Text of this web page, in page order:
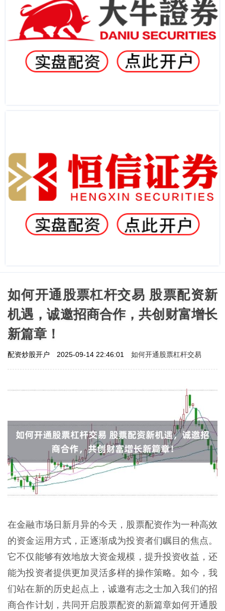
如何开通股票杠杆交易 股票配资新
机遇，诚邀招商合作，共创财富增长
新篇章！
配资炒股开户 2025-09-14 22:46:01 如何开通股票杠杆交易
在金融市场日新月异的今天，股票配资作为一种高效
的资金运用方式，正逐渐成为投资者们瞩目的焦点。
它不仅能够有效地放大资金规模，提升投资收益，还
能为投资者提供更加灵活多样的操作策略。如今，我
们站在新的历史起点上，诚邀有志之士加入我们的招
商合作计划，共同开启股票配资的新篇章如何开通股